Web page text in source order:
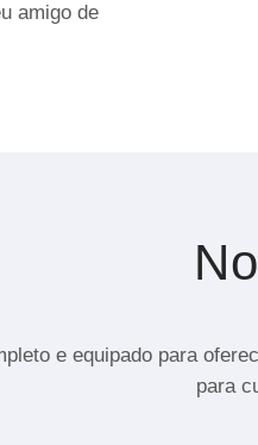
amigo de
e equipado para
para